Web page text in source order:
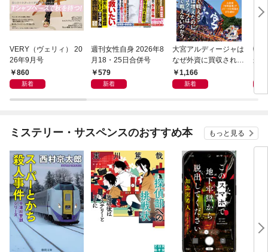
VERY（ヴェリィ） 20
26年9月号
860
新着
週刊女性自身 2026年8
月18・25日合併号
579
新着
大宮アルディージャは
なぜ外資に買収された
のか？～日本サッカー
とスポーツビジネスに
1,166
新着
転
か
ミステリー・サスペンスのおすすめ本 もっと見る